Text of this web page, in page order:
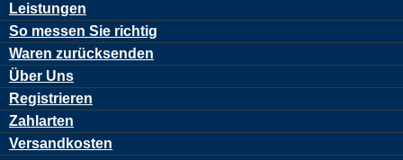
Leistungen
So messen Sie richtig
Waren zurücksenden
Über Uns
Registrieren
Zahlarten
Versandkosten